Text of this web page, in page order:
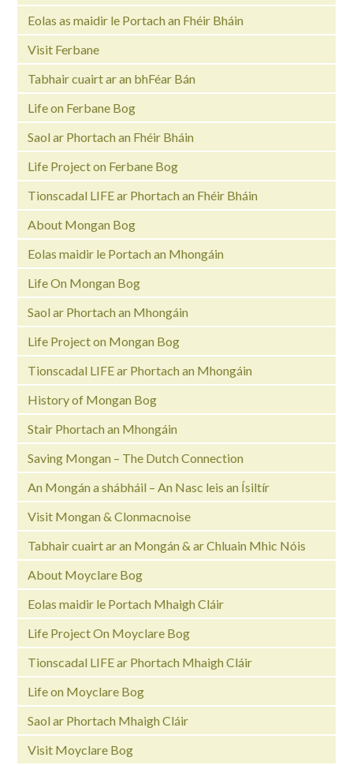
Eolas as maidir le Portach an Fhéir Bháin
Visit Ferbane
Tabhair cuairt ar an bhFéar Bán
Life on Ferbane Bog
Saol ar Phortach an Fhéir Bháin
Life Project on Ferbane Bog
Tionscadal LIFE ar Phortach an Fhéir Bháin
About Mongan Bog
Eolas maidir le Portach an Mhongáin
Life On Mongan Bog
Saol ar Phortach an Mhongáin
Life Project on Mongan Bog
Tionscadal LIFE ar Phortach an Mhongáin
History of Mongan Bog
Stair Phortach an Mhongáin
Saving Mongan – The Dutch Connection
An Mongán a shábháil – An Nasc leis an Ísiltír
Visit Mongan & Clonmacnoise
Tabhair cuairt ar an Mongán & ar Chluain Mhic Nóis
About Moyclare Bog
Eolas maidir le Portach Mhaigh Cláir
Life Project On Moyclare Bog
Tionscadal LIFE ar Phortach Mhaigh Cláir
Life on Moyclare Bog
Saol ar Phortach Mhaigh Cláir
Visit Moyclare Bog